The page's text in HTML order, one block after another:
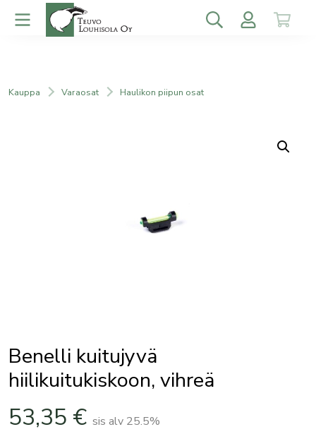
Kauppa Varaosat Haulikon piipun osat
Benelli kuitujyvä
hiilikuitukiskoon, vihreä
53,35 € sis alv 25.5%